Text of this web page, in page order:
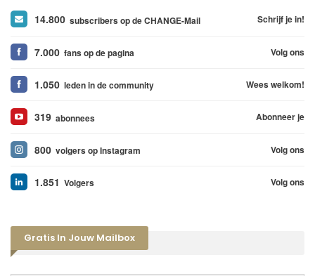
14.800 subscribers op de CHANGE-Mail Schrijf je in!
7.000 fans op de pagina Volg ons
1.050 leden in de community Wees welkom!
319 abonnees Abonneer je
800 volgers op Instagram Volg ons
1.851 Volgers Volg ons
Gratis In Jouw Mailbox